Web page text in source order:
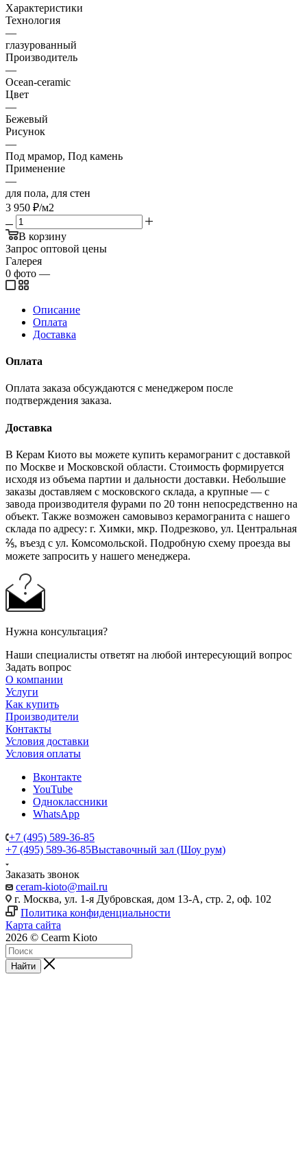
Характеристики
Технология
—
глазурованный
Производитель
—
Ocean-ceramic
Цвет
—
Бежевый
Рисунок
—
Под мрамор, Под камень
Применение
—
для пола, для стен
3 950 ₽/м2
В корзину
Запрос оптовой цены
Галерея
0 фото —
Описание
Оплата
Доставка
Оплата
Оплата заказа обсуждаются с менеджером после
подтверждения заказа.
Доставка
В Керам Киото вы можете купить керамогранит с доставкой
по Москве и Московской области. Стоимость формируется
исходя из объема партии и дальности доставки. Небольшие
заказы доставляем с московского склада, а крупные — с
завода производителя фурами по 20 тонн непосредственно на
объект. Также возможен самовывоз керамогранита с нашего
склада по адресу: г. Химки, мкр. Подрезково, ул. Центральная
⅖, въезд с ул. Комсомольской. Подробную схему проезда вы
можете запросить у нашего менеджера.
Нужна консультация?
Наши специалисты ответят на любой интересующий вопрос
Задать вопрос
О компании
Услуги
Как купить
Производители
Контакты
Условия доставки
Условия оплаты
Вконтакте
YouTube
Одноклассники
WhatsApp
+7 (495) 589-36-85
+7 (495) 589-36-85Выставочный зал (Шоу рум)
Заказать звонок
ceram-kioto@mail.ru
г. Москва, ул. 1-я Дубровская, дом 13-А, стр. 2, оф. 102
Политика конфиденциальности
Карта сайта
2026 © Cearm Kioto
Найти